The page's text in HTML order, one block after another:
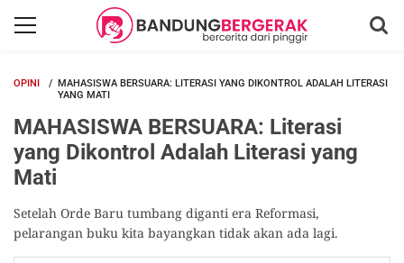
OPINI
MAHASISWA BERSUARA: LITERASI YANG DIKONTROL ADALAH LITERASI
YANG MATI
MAHASISWA BERSUARA: Literasi
yang Dikontrol Adalah Literasi yang
Mati
Setelah Orde Baru tumbang diganti era Reformasi,
pelarangan buku kita bayangkan tidak akan ada lagi.